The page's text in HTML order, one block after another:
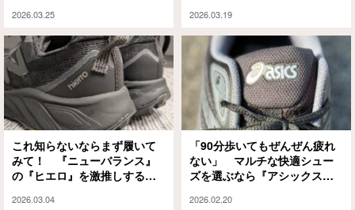
2026.03.25 2026.03.19
これ知らないならまず履いて
みて！ 『ニューバランス』
の『ヒエロ』を激推しする理
2026.03.04
「90分歩いてもぜんぜん疲れ
ない」 マルチな快適シュー
ズを選ぶなら『アシックス』
2026.02.20